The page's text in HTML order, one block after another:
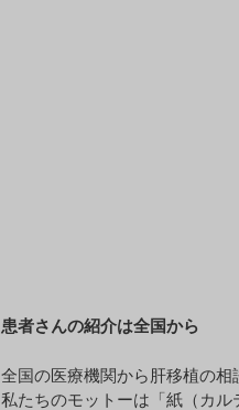
患者さんの紹介は全国から
全国の医療機関から肝移植の相
私たちのモットーは「紙（カ